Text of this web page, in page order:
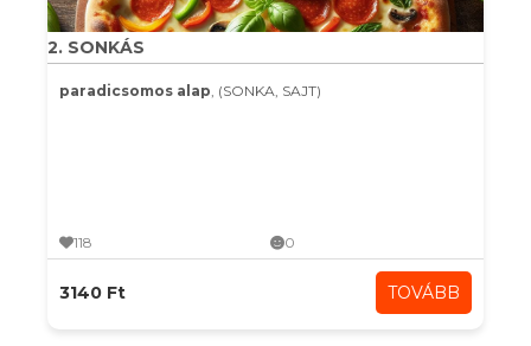
2. SONKÁS
paradicsomos alap, (SONKA, SAJT)
118 0
3140 Ft TOVÁBB